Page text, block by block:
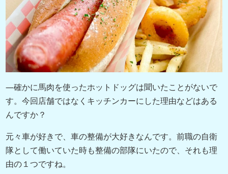
―確かに馬肉を使ったホットドッグは聞いたことがないで
す。今回店舗ではなくキッチンカーにした理由などはある
んですか？
元々車が好きで、車の整備が大好きなんです。前職の自衛
隊として働いていた時も整備の部隊にいたので、それも理
由の１つですね。